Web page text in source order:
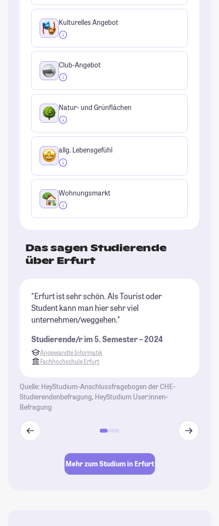
Kulturelles Angebot
Club-Angebot
Natur- und Grünflächen
allg. Lebensgefühl
Wohnungsmarkt
Das sagen Studierende
über Erfurt
"Erfurt ist sehr schön. Als Tourist oder
Student kann man hier sehr viel
unternehmen/weggehen."
Studierende/r im 5. Semester – 2024
Angewandte Informatik
Fachhochschule Erfurt
Quelle: HeyStudium-Anschlussfragebogen der CHE-
Studierendenbefragung, HeyStudium User:innen-
Befragung
Mehr zum Studium in Erfurt